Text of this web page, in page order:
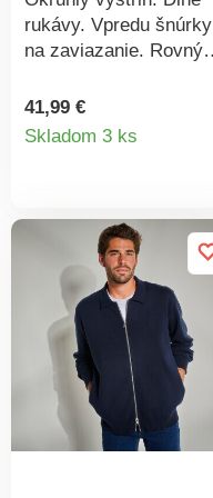
rukávy. Vpredu šnúrky
na zaviazanie. Rovný
práčke.
41,99 €
Skladom 3 ks